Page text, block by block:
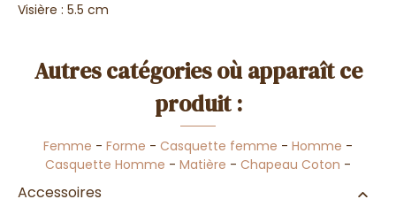
Visière : 5.5 cm
Autres catégories où apparaît ce
produit :
Femme - Forme - Casquette femme - Homme -
Casquette Homme - Matière - Chapeau Coton -
Accessoires